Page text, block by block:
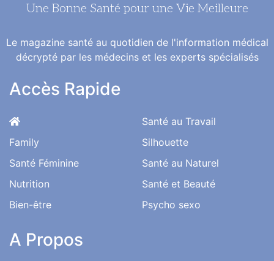
Une Bonne Santé pour une Vie Meilleure
Le magazine santé au quotidien de l'information médical
décrypté par les médecins et les experts spécialisés
Accès Rapide
Family
Santé Féminine
Nutrition
Bien-être
Santé au Travail
Silhouette
Santé au Naturel
Santé et Beauté
Psycho sexo
A Propos